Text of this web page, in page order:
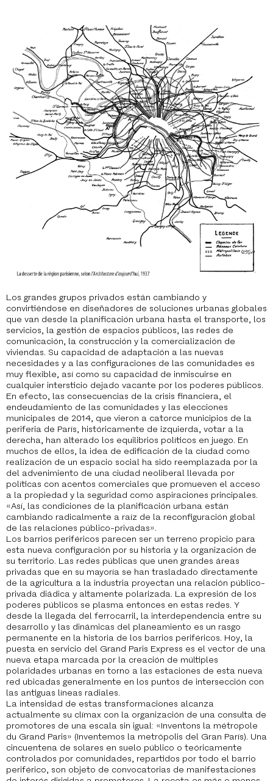
Los grandes grupos privados están cambiando y
convirtiéndose en diseñadores de soluciones urbanas globales
que van desde la planificación urbana hasta el transporte, los
servicios, la gestión de espacios públicos, las redes de
comunicación, la construcción y la comercialización de
viviendas. Su capacidad de adaptación a las nuevas
necesidades y a las configuraciones de las comunidades es
muy flexible, así como su capacidad de inmiscuirse en
cualquier intersticio dejado vacante por los poderes públicos.
En efecto, las consecuencias de la crisis financiera, el
endeudamiento de las comunidades y las elecciones
municipales de 2014, que vieron a catorce municipios de la
periferia de París, históricamente de izquierda, votar a la
derecha, han alterado los equilibrios políticos en juego. En
muchos de ellos, la idea de edificación de la ciudad como
realización de un espacio social ha sido reemplazada por la
del advenimiento de una ciudad neoliberal llevada por
políticas con acentos comerciales que promueven el acceso
a la propiedad y la seguridad como aspiraciones principales.
«Así, las condiciones de la planificación urbana están
cambiando radicalmente a raíz de la reconfiguración global
de las relaciones público-privadas».
Los barrios periféricos parecen ser un terreno propicio para
esta nueva configuración por su historia y la organización de
su territorio. Las redes públicas que unen grandes áreas
privadas que en su mayoría se han trasladado directamente
de la agricultura a la industria proyectan una relación público-
privada diádica y altamente polarizada. La expresión de los
poderes públicos se plasma entonces en estas redes. Y
desde la llegada del ferrocarril, la interdependencia entre su
desarrollo y las dinámicas del planeamiento es un rasgo
permanente en la historia de los barrios periféricos. Hoy, la
puesta en servicio del Grand Paris Express es el vector de una
nueva etapa marcada por la creación de múltiples
polaridades urbanas en torno a las estaciones de esta nueva
red ubicadas generalmente en los puntos de intersección con
las antiguas líneas radiales.
La intensidad de estas transformaciones alcanza
actualmente su clímax con la organización de una consulta de
promotores de una escala sin igual: «Inventons la métropole
du Grand Paris» (Inventemos la metrópolis del Gran París). Una
cincuentena de solares en suelo público o teóricamente
controlados por comunidades, repartidos por todo el barrio
periférico, son objeto de convocatorias de manifestaciones